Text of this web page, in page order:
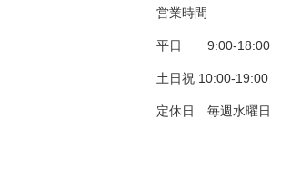
営業時間
平日 9:00-18:00
土日祝 10:00-19:00
定休日 毎週水曜日